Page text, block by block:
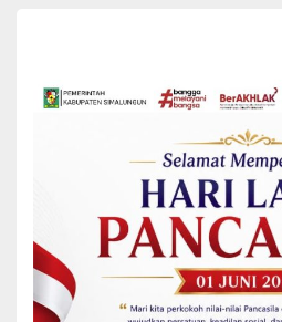
setiap saksi dan korban tindak pidana
yang layak, aman, dan bermartabat
peraturan perundang-undangan yang
Pertemuan penandatanganan ini
LPSK, antara lain Wakil Ketua LPSK,
Penelaahan Permohonan, Dr.
Kerjasama, Achmad Soleh.
Melalui penandatanganan Nota